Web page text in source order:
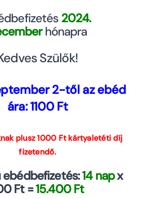
2024.
hónapra
Szülők!
2-től az ebéd
ára: 1100 Ft
plusz 1000 Ft kártyaletéti díj
fizetendő.
ebédbefizetés:14 napx
Ft =15.400Ft